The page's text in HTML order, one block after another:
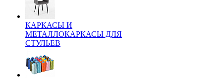
КАРКАСЫ И
МЕТАЛЛОКАРКАСЫ ДЛЯ
СТУЛЬЕВ